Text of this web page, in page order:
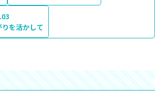
を活かして